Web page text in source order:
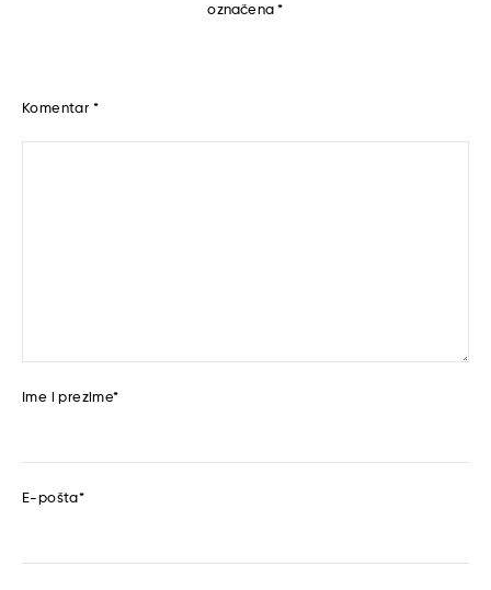
označena*
Komentar *
Ime i prezime*
E-pošta*